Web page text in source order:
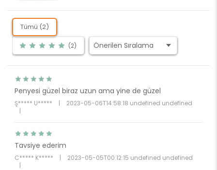
Tümü (2)
(2)
Penyesi güzel biraz uzun ama yine de güzel
Ş***** U***** |
2023-05-06T14:58:18 undefined undefined
|
Tavsiye ederim
C***** K***** |
2023-05-05T00:12:15 undefined undefined
|